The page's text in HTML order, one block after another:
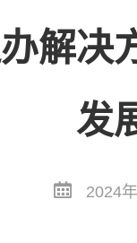
解决
发
2024